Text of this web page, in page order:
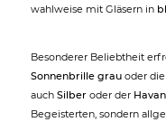
wahlweise mit Gläsern in
Besonderer Beliebtheit
Sonnenbrille grau oder die
auch Silber oder der
Begeisterten, sondern